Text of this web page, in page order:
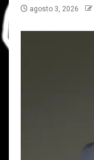
agosto 3, 2026